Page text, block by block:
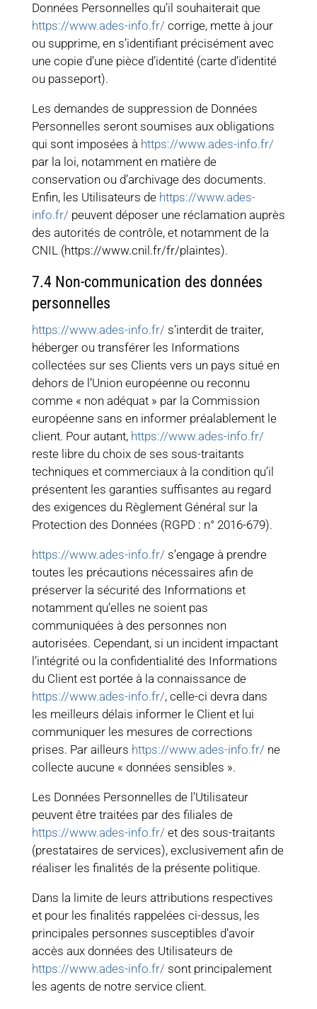
Données Personnelles qu’il souhaiterait que
https://www.ades-info.fr/ corrige, mette à jour
ou supprime, en s’identifiant précisément avec
une copie d’une pièce d’identité (carte d’identité
ou passeport).
Les demandes de suppression de Données
Personnelles seront soumises aux obligations
qui sont imposées à https://www.ades-info.fr/
par la loi, notamment en matière de
conservation ou d’archivage des documents.
Enfin, les Utilisateurs de https://www.ades-
info.fr/ peuvent déposer une réclamation auprès
des autorités de contrôle, et notamment de la
CNIL (https://www.cnil.fr/fr/plaintes).
7.4 Non-communication des données
personnelles
https://www.ades-info.fr/ s’interdit de traiter,
héberger ou transférer les Informations
collectées sur ses Clients vers un pays situé en
dehors de l’Union européenne ou reconnu
comme « non adéquat » par la Commission
européenne sans en informer préalablement le
client. Pour autant, https://www.ades-info.fr/
reste libre du choix de ses sous-traitants
techniques et commerciaux à la condition qu’il
présentent les garanties suffisantes au regard
des exigences du Règlement Général sur la
Protection des Données (RGPD : n° 2016-679).
https://www.ades-info.fr/ s’engage à prendre
toutes les précautions nécessaires afin de
préserver la sécurité des Informations et
notamment qu’elles ne soient pas
communiquées à des personnes non
autorisées. Cependant, si un incident impactant
l’intégrité ou la confidentialité des Informations
du Client est portée à la connaissance de
https://www.ades-info.fr/, celle-ci devra dans
les meilleurs délais informer le Client et lui
communiquer les mesures de corrections
prises. Par ailleurs https://www.ades-info.fr/ ne
collecte aucune « données sensibles ».
Les Données Personnelles de l’Utilisateur
peuvent être traitées par des filiales de
https://www.ades-info.fr/ et des sous-traitants
(prestataires de services), exclusivement afin de
réaliser les finalités de la présente politique.
Dans la limite de leurs attributions respectives
et pour les finalités rappelées ci-dessus, les
principales personnes susceptibles d’avoir
accès aux données des Utilisateurs de
https://www.ades-info.fr/ sont principalement
les agents de notre service client.